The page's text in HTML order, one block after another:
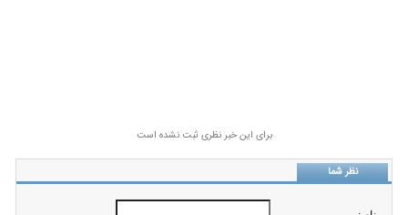
برای این خبر نظری ثبت نشده است
نظر شما